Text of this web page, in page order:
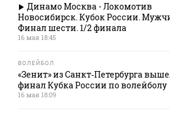
Динамо Москва - Локомотив
Новосибирск. Кубок России.
Финал шести. 1/2 финала
16 мая 18:45
ВОЛЕЙБОЛ
«Зенит» из Санкт‑Петербурга
финал Кубка России по волейболу
16 мая 18:09